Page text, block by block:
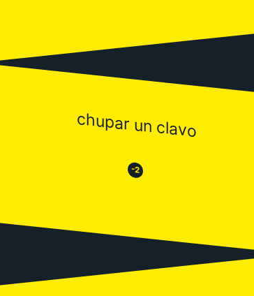
chupar un clavo
😒 -2 😂